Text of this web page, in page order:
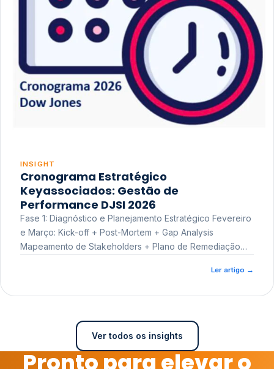
INSIGHT
Cronograma Estratégico
Keyassociados: Gestão de
Performance DJSI 2026
Fase 1: Diagnóstico e Planejamento Estratégico Fevereiro
e Março: Kick-off + Post-Mortem + Gap Analysis
Mapeamento de Stakeholders + Plano de Remediação
Ler artigo →
Ver todos os insights
Pronto para elevar o